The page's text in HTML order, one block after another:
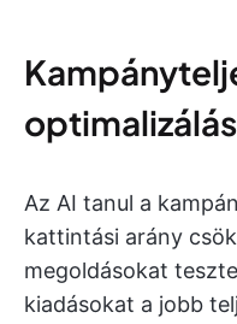
optimalizálás
Az AI tanul a
kattintási arány
megoldásokat
kiadásokat a jobb